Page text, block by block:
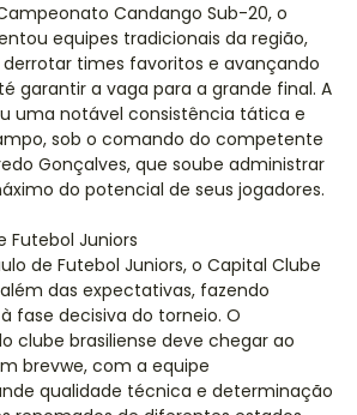
Candango Sub-20, o
equipes tradicionais da região,
times favoritos e avançando
garantir a vaga para a grande final. A
uma notável consistência tática e
sob o comando do competente
Gonçalves, que soube administrar
do potencial de seus jogadores.
Futebol Juniors
de Futebol Juniors, o Capital Clube
das expectativas, fazendo
fase decisiva do torneio. O
clube brasiliense deve chegar ao
brevwe, com a equipe
qualidade técnica e determinação